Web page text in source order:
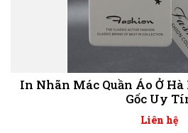
In Nhãn Mác Quần Áo Ở
Gốc Uy
Liên hệ